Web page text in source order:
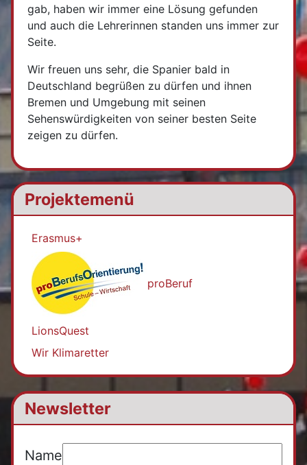
gab, haben wir immer eine Lösung gefunden
und auch die Lehrerinnen standen uns immer zur
Seite.
Wir freuen uns sehr, die Spanier bald in
Deutschland begrüßen zu dürfen und ihnen
Bremen und Umgebung mit seinen
Sehenswürdigkeiten von seiner besten Seite
zeigen zu dürfen.
Projektemenü
Erasmus+
proBeruf
LionsQuest
Wir Klimaretter
Newsletter
Name